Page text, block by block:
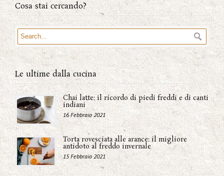
Cosa stai cercando?
Le ultime dalla cucina
Chai latte: il ricordo di piedi freddi e di canti
indiani
16 Febbraio 2021
Torta rovesciata alle arance: il migliore
antidoto al freddo invernale
15 Febbraio 2021